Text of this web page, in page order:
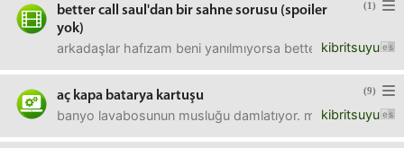
(1)
better call saul'dan bir sahne sorusu (spoiler
yok)
kibritsuyu
arkadaşlar hafızam beni yanılmıyorsa better call
(9)
aç kapa batarya kartuşu
kibritsuyu
banyo lavabosunun musluğu damlatıyor. musluk şu aç